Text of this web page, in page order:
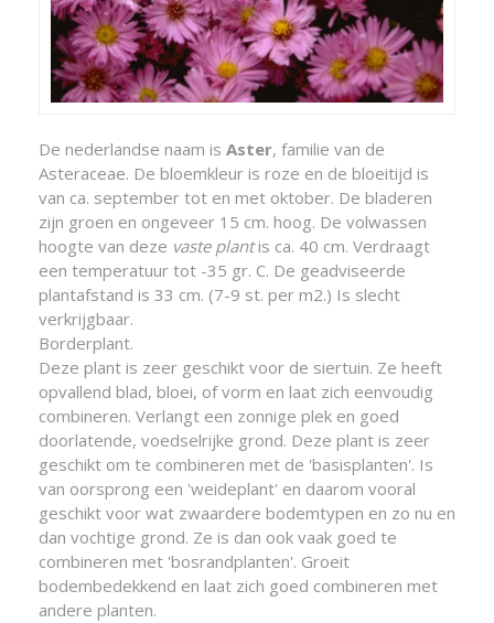
De nederlandse naam is Aster, familie van de
Asteraceae. De bloemkleur is roze en de bloeitijd is
van ca. september tot en met oktober. De bladeren
zijn groen en ongeveer 15 cm. hoog. De volwassen
hoogte van deze vaste plantis ca. 40 cm. Verdraagt
een temperatuur tot -35 gr. C. De geadviseerde
plantafstand is 33 cm. (7-9 st. per m2.) Is slecht
verkrijgbaar.
Borderplant.
Deze plant is zeer geschikt voor de siertuin. Ze heeft
opvallend blad, bloei, of vorm en laat zich eenvoudig
combineren. Verlangt een zonnige plek en goed
doorlatende, voedselrijke grond. Deze plant is zeer
geschikt om te combineren met de 'basisplanten'. Is
van oorsprong een 'weideplant' en daarom vooral
geschikt voor wat zwaardere bodemtypen en zo nu en
dan vochtige grond. Ze is dan ook vaak goed te
combineren met 'bosrandplanten'. Groeit
bodembedekkend en laat zich goed combineren met
andere planten.